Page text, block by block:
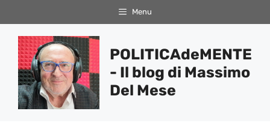
al
contenuto
Menu
POLITICAdeMENTE
- Il blog di Massimo
Del Mese